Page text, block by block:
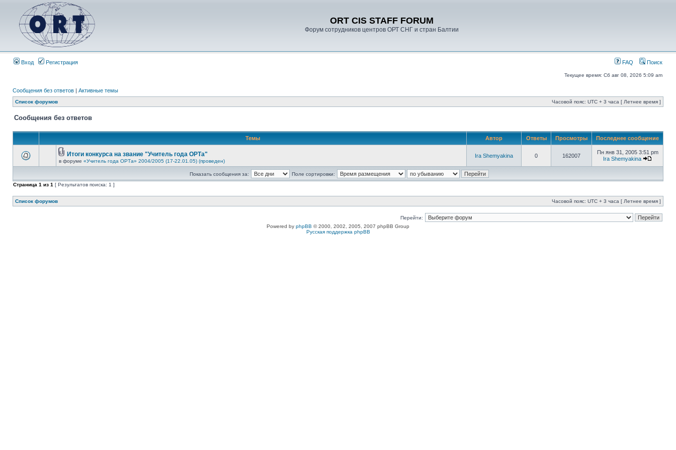
ORT CIS STAFF FORUM
Форум сотрудников центров ОРТ СНГ и стран Балтии
Вход Регистрация FAQ Поиск
Текущее время: Сб авг 08, 2026 5:09 am
Сообщения без ответов | Активные темы
Список форумов Часовой пояс: UTC + 3 часа [ Летнее время ]
Сообщения без ответов
Темы Автор Ответы Просмотры Последнее сообщение
Итоги конкурса на звание "Учитель года ОРТа"
в форуме «Учитель года ОРТа» 2004/2005 (17-22.01.05) (проведен)
Ira Shemyakina 0 162007
Пн янв 31, 2005 3:51 pm
Ira Shemyakina
Показать сообщения за:
Поле сортировки:
Страница 1 из 1 [ Результатов поиска: 1 ]
Список форумов Часовой пояс: UTC + 3 часа [ Летнее время ]
Перейти:
Powered by phpBB © 2000, 2002, 2005, 2007 phpBB Group
Русская поддержка phpBB